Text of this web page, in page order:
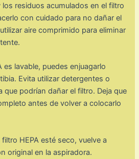
residuos acumulados en el filtro
con cuidado para no dañar el
aire comprimido para eliminar
es lavable, puedes enjuagarlo
Evita utilizar detergentes o
podrían dañar el filtro. Deja que
antes de volver a colocarlo
HEPA esté seco, vuelve a
original en la aspiradora.